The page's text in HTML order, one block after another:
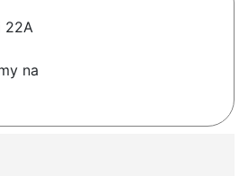
22A
na